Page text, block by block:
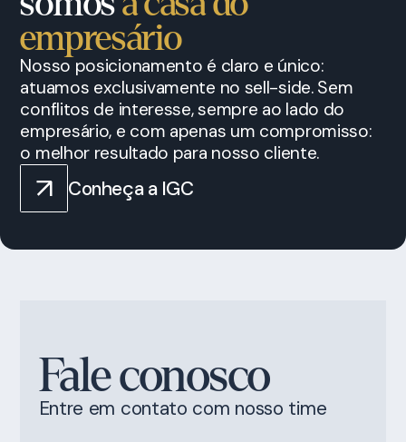
empresário
Nosso posicionamento é claro e único:
atuamos exclusivamente no sell-side. Sem
conflitos de interesse, sempre ao lado do
empresário, e com apenas um compromisso:
o melhor resultado para nosso cliente.
Conheça a IGC
Fale conosco
Entre em contato com nosso time